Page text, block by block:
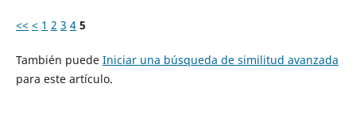
<< < 1 2 3 4 5
También puede Iniciar una búsqueda de similitud avanzada
para este artículo.